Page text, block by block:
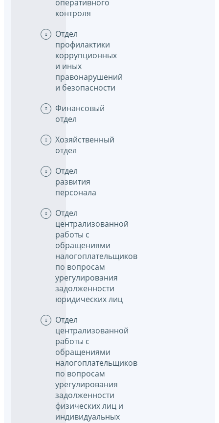
оперативного
контроля
Отдел
профилактики
коррупционных
и иных
правонарушений
и безопасности
Финансовый
отдел
Хозяйственный
отдел
Отдел
развития
персонала
Отдел
централизованной
работы с
обращениями
налогоплательщиков
по вопросам
урегулирования
задолженности
юридических лиц
Отдел
централизованной
работы с
обращениями
налогоплательщиков
по вопросам
урегулирования
задолженности
физических лиц и
индивидуальных